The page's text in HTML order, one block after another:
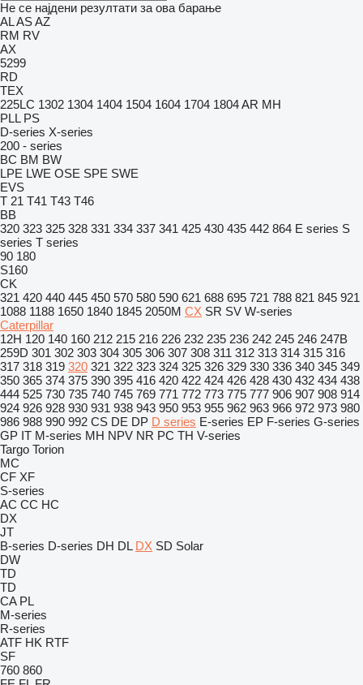
Не се најдени резултати за ова барање
ALASAZ
RM RV
AX
5299
RD
TEX
225LC 1302 1304 1404 1504 1604 1704 1804AR MH
PLL PS
D-series X-series
200 - series
BC BM BW
LPE LWE OSE SPE SWE
EVS
T 21 T41 T43 T46
BB
320 323 325 328 331 334 337 341 425 430 435 442 864 E series S
series T series
90 180
S160
CK
321 420 440 445 450 570 580 590 621 688 695 721 788 821 845 921
1088 1188 1650 1840 1845 2050M CX SR SV W-series
Caterpillar
12H 120 140 160 212 215 216 226 232 235 236 242 245 246 247B
259D 301 302 303 304 305 306 307 308 311 312 313 314 315 316
317 318 319 320 321 322 323 324 325 326 329 330 336 340 345 349
350 365 374 375 390 395 416 420 422 424 426 428 430 432 434 438
444 525 730 735 740 745 769 771 772 773 775 777 906 907 908 914
924 926 928 930 931 938 943 950 953 955 962 963 966 972 973 980
986 988 990 992 CS DE DP D series E-series EP F-series G-series
GP IT M-series MH NPV NR PC TH V-series
Targo Torion
MC
CF XF
S-series
AC CC HC
DX
JT
B-series D-series DH DL DX SD Solar
DW
TD
TD
CA PL
M-series
R-series
ATF HK RTF
SF
760 860